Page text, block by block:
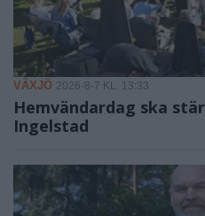
VÄXJÖ 2026-8-7 KL. 13:33
Hemvändardag ska
Ingelstad